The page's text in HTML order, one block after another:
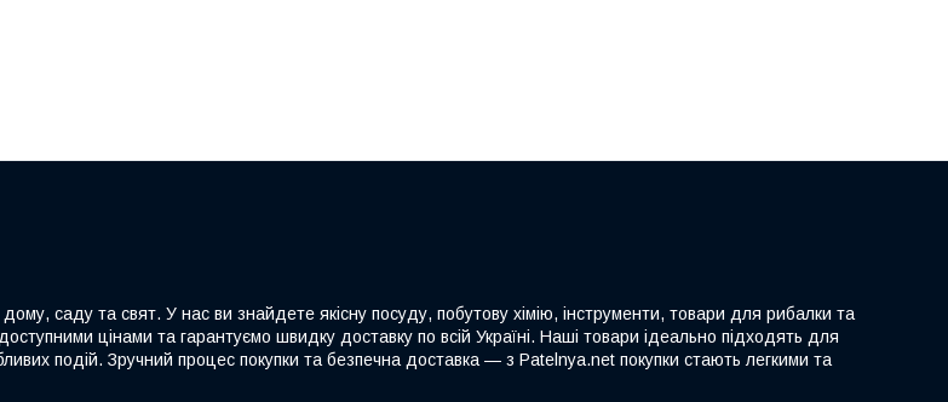
саду та свят. У нас ви знайдете якісну посуду, побутову хімію, інструменти, товари для рибалки та
цінами та гарантуємо швидку доставку по всій Україні. Наші товари ідеально підходять для
подій. Зручний процес покупки та безпечна доставка — з Patelnya.net покупки стають легкими та